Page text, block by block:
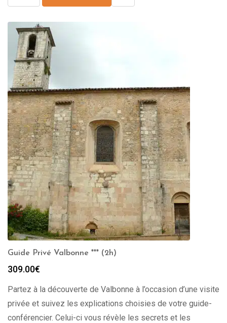
Guide Privé Valbonne *** (2h)
309.00€
Partez à la découverte de Valbonne à l’occasion d’une visite
privée et suivez les explications choisies de votre guide-
conférencier. Celui-ci vous révèle les secrets et les